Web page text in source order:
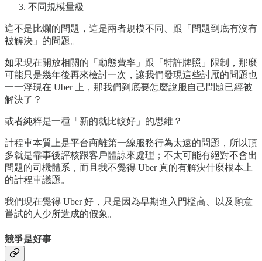
不同規模量級
這不是比爛的問題，這是兩者規模不同、跟「問題到底有沒有
被解決」的問題。
如果現在開放相關的「動態費率」跟「特許牌照」限制，那麼
可能只是幾年後再來檢討一次，讓我們發現這些討厭的問題也
一一浮現在 Uber 上，那我們到底要怎麼說服自己問題已經被
解決了？
或者純粹是一種「新的就比較好」的思維？
計程車本質上是平台商離第一線服務行為太遠的問題，所以頂
多就是靠事後評核跟客戶體諒來處理；不太可能有絕對不會出
問題的司機體系，而且我不覺得 Uber 真的有解決什麼根本上
的計程車議題。
我們現在覺得 Uber 好，只是因為早期進入門檻高、以及願意
嘗試的人少所造成的假象。
競爭是好事